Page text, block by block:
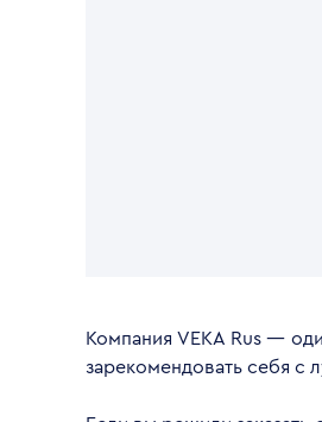
Компания VEKA Rus —
зарекомендовать себя с